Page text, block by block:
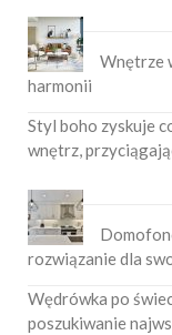
Wnętrze
harmonii
Styl boho zyskuje
wnętrz,
rozwiązanie dla
Wędrówka po
poszukiwanie